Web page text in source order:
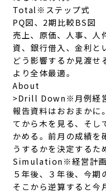
Total ※ステップ式
PQ図、2期比較BS図
売上、原価、人事、人
資、銀行借入、金利と
どう影響するか見渡
より全体最適。
About
>Drill Down※月例経
報告資料はおおまかに
てから木を見る、そし
かめる。前月の成績を
うするかを決定するた
Simulation※経営計
５年後、３年後、今期
そこから逆算すると今